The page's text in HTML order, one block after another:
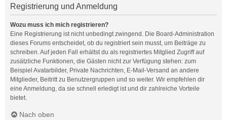
Registrierung und Anmeldung
Wozu muss ich mich registrieren?
Eine Registrierung ist nicht unbedingt zwingend. Die Board-Administration
dieses Forums entscheidet, ob du registriert sein musst, um Beiträge zu
schreiben. Auf jeden Fall erhältst du als registriertes Mitglied Zugriff auf
zusätzliche Funktionen, die Gästen nicht zur Verfügung stehen: zum
Beispiel Avatarbilder, Private Nachrichten, E-Mail-Versand an andere
Mitglieder, Beitritt zu Benutzergruppen und so weiter. Wir empfehlen dir
eine Anmeldung, da sie schnell erledigt ist und dir zahlreiche Vorteile
bietet.
Nach oben